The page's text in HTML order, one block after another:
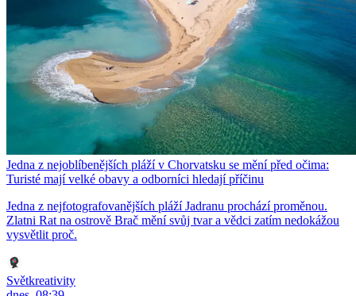
Jedna z nejoblíbenějších pláží v Chorvatsku se mění před očima:
Turisté mají velké obavy a odborníci hledají příčinu
Jedna z nejfotografovanějších pláží Jadranu prochází proměnou.
Zlatni Rat na ostrově Brač mění svůj tvar a vědci zatím nedokážou
vysvětlit proč.
Světkreativity